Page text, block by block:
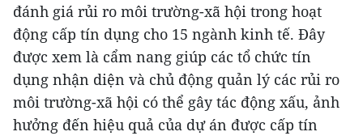
đánh giá rủi ro môi trường-xã hội trong hoạt
động cấp tín dụng cho 15 ngành kinh tế. Đây
được xem là cẩm nang giúp các tổ chức tín
dụng nhận diện và chủ động quản lý các rủi ro
môi trường-xã hội có thể gây tác động xấu, ảnh
hưởng đến hiệu quả của dự án được cấp tín